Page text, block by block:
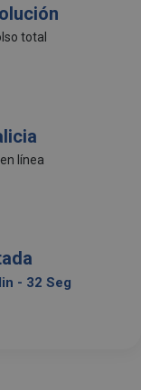
total
línea
- 31 Seg